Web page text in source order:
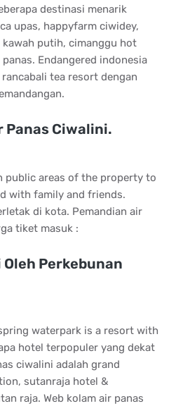
destinasi menarik
upas, happyfarm ciwidey,
putih, cimanggu hot
Endangered indonesia
tea resort dengan
Panas Ciwalini.
public areas of the property to
with family and friends.
di kota. Pemandian air
tiket masuk :
Perkebunan
waterpark is a resort with
hotel terpopuler yang dekat
ciwalini adalah grand
sutanraja hotel &
raja. Web kolam air panas